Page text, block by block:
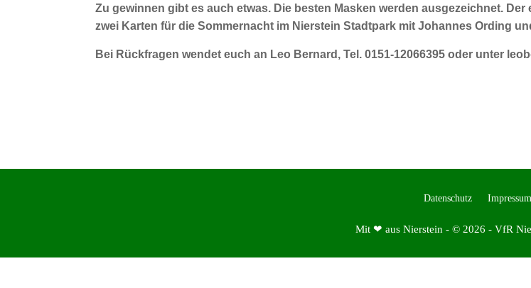
Zu gewinnen gibt es auch etwas. Die besten Masken werden ausgezeichnet.
zwei Karten für die Sommernacht im Nierstein Stadtpark mit Johannes Ording
Bei Rückfragen wendet euch an Leo Bernard, Tel. 0151-12066395 oder unter
Datenschutz Impressum
Mit ❤ aus Nierstein - © 2026 - VfR